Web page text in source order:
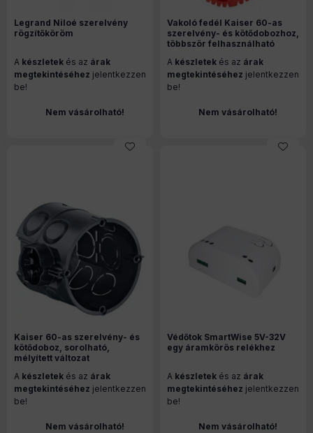
Legrand Niloé szerelvény
rögzítőköröm
A készletek és az árak
megtekintéséhez jelentkezzen
be!
Nem vásárolható!
Vakoló fedél Kaiser 60-as
szerelvény- és kötődobozhoz,
többször felhasználható
A készletek és az árak
megtekintéséhez jelentkezzen
be!
Nem vásárolható!
Kaiser 60-as szerelvény- és
kötődoboz, sorolható,
mélyített változat
A készletek és az árak
megtekintéséhez jelentkezzen
be!
Nem vásárolható!
Védőtok SmartWise 5V-32V
egy áramkörös relékhez
A készletek és az árak
megtekintéséhez jelentkezzen
be!
Nem vásárolható!